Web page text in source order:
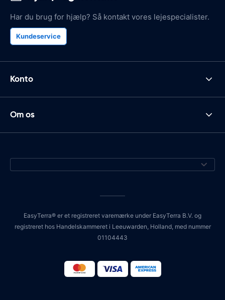
Har du brug for hjælp? Så kontakt vores lejespecialister.
Kundeservice
Konto
Om os
EasyTerra® er et registreret varemærke under EasyTerra B.V. og
registreret hos Handelskammeret i Leeuwarden, Holland, med nummer
01104443